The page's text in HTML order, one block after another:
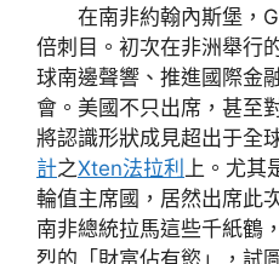
在南非約翰內斯堡，
倍刺目。初次在非洲舉行
球南邊聲響、推進國際金
會。美國不只出席，甚至
將認識形狀成見超出于全
計之Xten法拉利
上。尤
輪值主席國，居然出席此
南非總統拉馬這些千紙鶴
烈的「財富佔有慾」，試